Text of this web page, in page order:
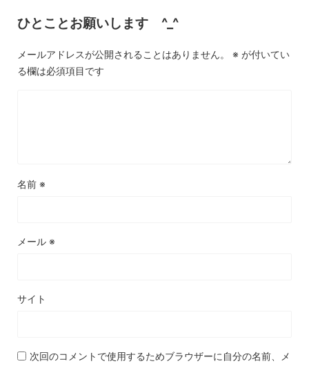
ひとことお願いします ^_^
メールアドレスが公開されることはありません。 ※ が付いてい
る欄は必須項目です
名前 ※
メール ※
サイト
次回のコメントで使用するためブラウザーに自分の名前、メ